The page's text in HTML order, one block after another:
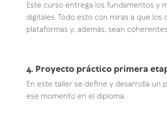
Este curso entrega los fundamentos y
digitales. Todo esto con miras a que
plataformas y, además, sean
4. Proyecto práctico primera
En este taller se define y desarrolla un
ese momento en el diploma.